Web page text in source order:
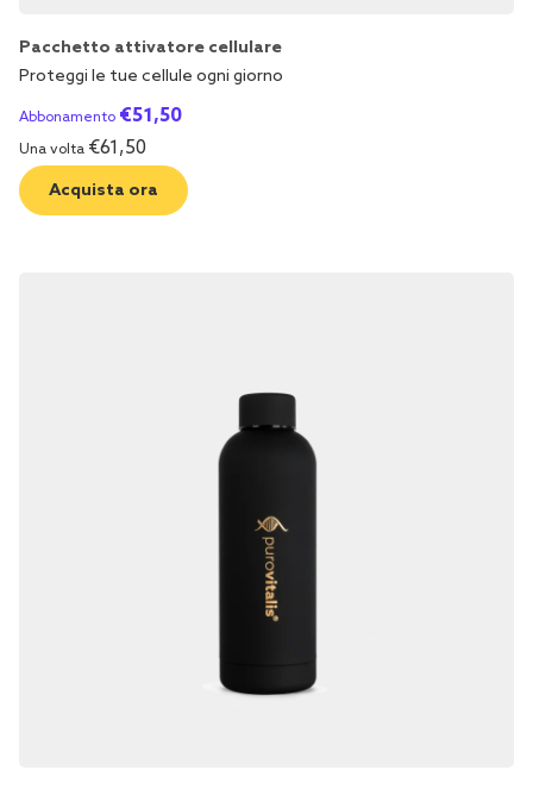
Pacchetto attivatore cellulare
Proteggi le tue cellule ogni giorno
Abbonamento €51,50
Una volta €61,50
Acquista ora